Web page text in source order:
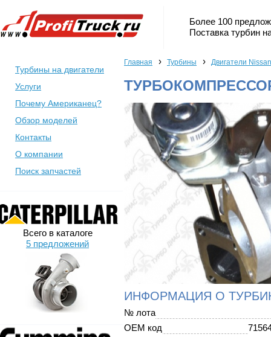
Более 100
Поставка турбин
Турбины на двигатели
Услуги
Почему Американец?
Обзор моделей
Контакты
О компании
Поиск запчастей
Всего в каталоге
5 предложений
Главная › Турбины › Двигатели Nissan
ТУРБОКОМПРЕССОР
ИНФОРМАЦИЯ О
№ лота
OEM код